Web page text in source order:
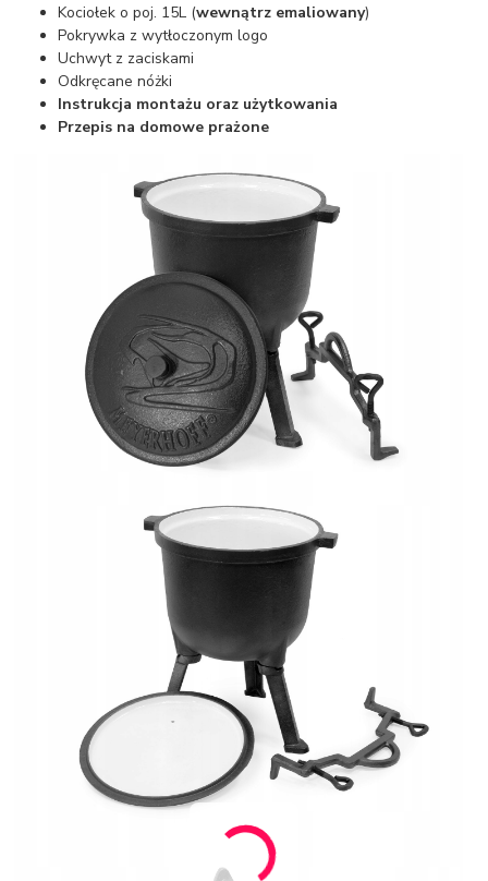
Kociołek o poj. 15L (wewnątrz emaliowany)
Pokrywka z wytłoczonym logo
Uchwyt z zaciskami
Odkręcane nóżki
Instrukcja montażu oraz użytkowania
Przepis na domowe prażone